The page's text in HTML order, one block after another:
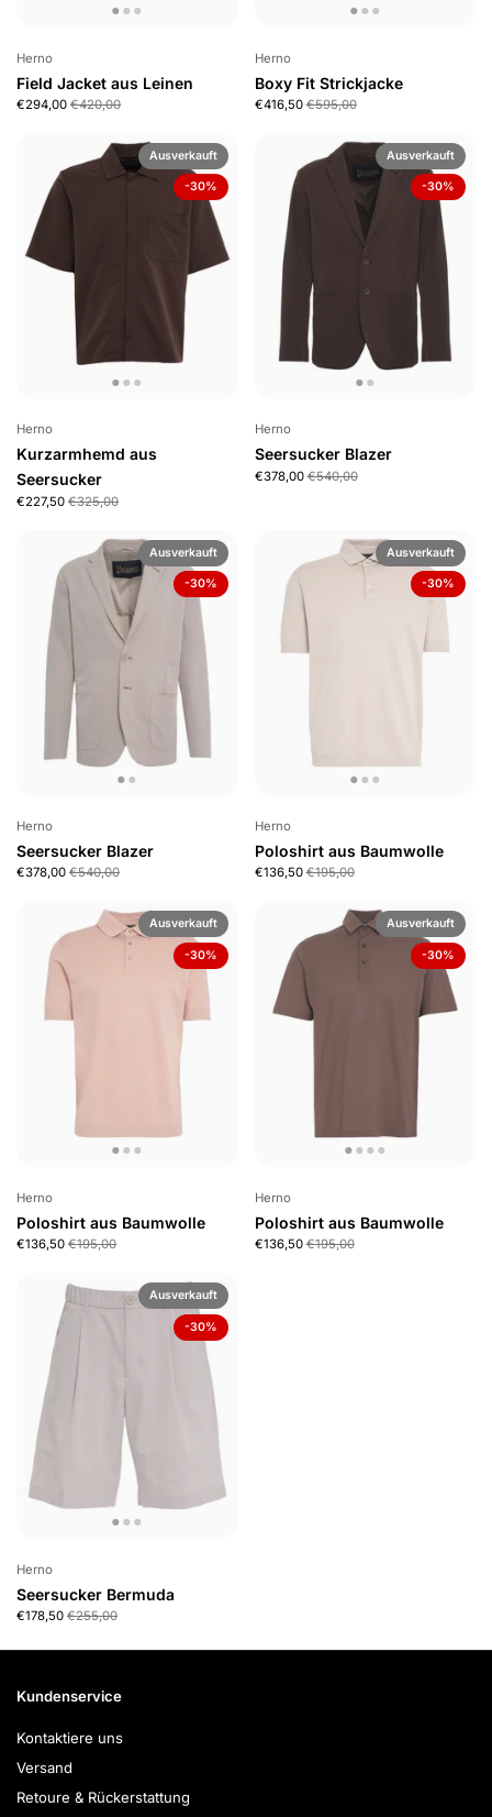
Herno
Field Jacket aus Leinen
€294,00 €420,00
Herno
Boxy Fit Strickjacke
€416,50 €595,00
Herno
Kurzarmhemd aus
Seersucker
€227,50 €325,00
Ausverkauft
-30%
Herno
Seersucker Blazer
€378,00 €540,00
Ausverkauft
-30%
Herno
Seersucker Blazer
€378,00 €540,00
Ausverkauft
-30%
Herno
Poloshirt aus Baumwolle
€136,50 €195,00
Ausverkauft
-30%
Herno
Poloshirt aus Baumwolle
€136,50 €195,00
Ausverkauft
-30%
Herno
Poloshirt aus Baumwolle
€136,50 €195,00
Ausverkauft
-30%
Herno
Seersucker Bermuda
€178,50 €255,00
Ausverkauft
-30%
Kundenservice
Kontaktiere uns
Versand
Retoure & Rückerstattung